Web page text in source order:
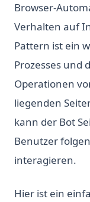
Browser-
Verhalten auf
Pattern ist ein
Prozesses und
Operationen
liegenden
kann der Bot
Benutzer
interagieren.
Hier ist ein